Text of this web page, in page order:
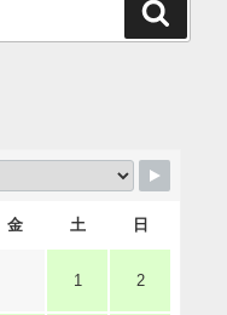
金 土 日
1 2